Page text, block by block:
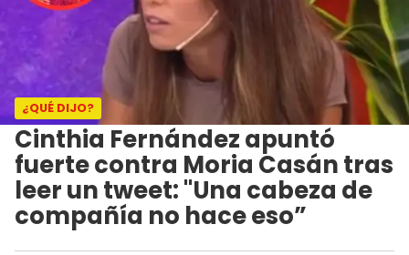
¿QUÉ DIJO?
Cinthia Fernández apuntó
fuerte contra Moria Casán tras
leer un tweet: "Una cabeza de
compañía no hace eso”